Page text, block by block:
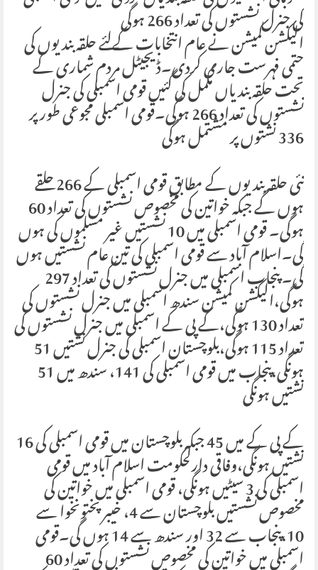
کی جنرل نشستوں کی تعداد 266 ہوگی
الیکشن کمیشن نے عام انتخابات کےلئے حلقہ بندیوں کی
حتمی فہرست جاری کردی۔ڈیجیٹل مردم شماری کے
تحت حلقہ بندیاں مکمل کی گئیں قومی اسمبلی کی جنرل
نشستوں کی تعداد 266 ہوگی۔قومی اسمبلی مجوعی طور پر
336 نشتوں پر مشتمل ہوگی
نئی حلقہ بندیوں کے مطابق قومی اسمبلی کے 266 حلقے
ہوں گے جبکہ خواتین کی مخصوص نشستوں کی تعداد 60
ہوگی۔ قومی اسمبلی میں 10 نشستیں غیر مسلموں کی ہوں
گی۔اسلام آباد سے قومی اسمبلی کی تین عام نشستیں ہوں
گی۔ پنجاب اسمبلی میں جنرل نشستوں کی تعداد 297
ہوگی،الیکشن کمیشن سندھ اسمبلی میں جنرل نشستوں کی
تعداد 130 ہوگی،کے پی کے اسمبلی میں جنرل نشستوں کی
تعداد 115 ہوگی،بلوچستان اسمبلی کی جنرل نشتیں 51
ہونگی،پنجاب میں قومی اسمبلی کی 141، سندھ میں 51
نشتیں ہونگی
کے پی کے میں 45 جبکہ بلوچستان میں قومی اسمبلی کی 16 نشتیں ہونگی،وفاقی دارلحکومت اسلام آباد میں قومی
اسمبلی کی 3 سیٹیں ہونگی، قومی اسمبلی میں خواتین کی
مخصوص نشستیں بلوچستان سے 4، خیبرپختونخوا سے
10،پنجاب سے 32 اور سندھ سے 14 ہوں گی۔قومی